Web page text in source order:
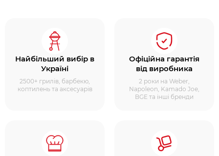
Найбільший вибір в
Україні
2500+ грилів, барбекю,
коптилень та аксесуарів
Офіційна гарантія
від виробника
2 роки на Weber,
Napoleon, Kamado Joe,
BGE та інші бренди